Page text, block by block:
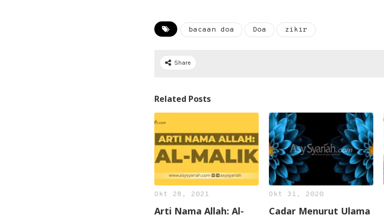
bacaan doa Doa zikir
Share
Related Posts
Okt 28, 2021
Arti Nama Allah: Al-
Okt 31, 2020
Cadar Menurut Ulama